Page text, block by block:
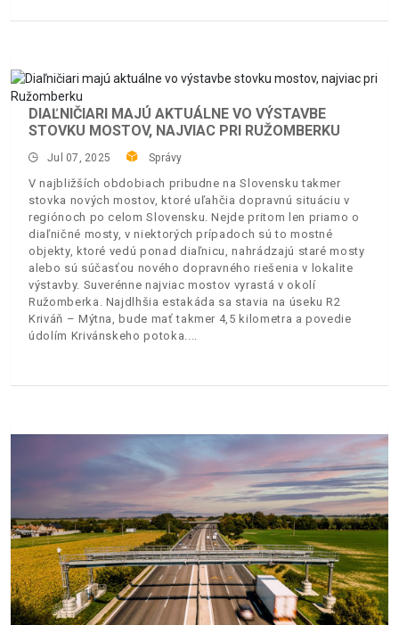
DIAĽNIČIARI MAJÚ AKTUÁLNE VO VÝSTAVBE
STOVKU MOSTOV, NAJVIAC PRI RUŽOMBERKU
Jul 07, 2025 Správy
V najbližších obdobiach pribudne na Slovensku takmer
stovka nových mostov, ktoré uľahčia dopravnú situáciu v
regiónoch po celom Slovensku. Nejde pritom len priamo o
diaľničné mosty, v niektorých prípadoch sú to mostné
objekty, ktoré vedú ponad diaľnicu, nahrádzajú staré mosty
alebo sú súčasťou nového dopravného riešenia v lokalite
výstavby. Suverénne najviac mostov vyrastá v okolí
Ružomberka. Najdlhšia estakáda sa stavia na úseku R2
Kriváň – Mýtna, bude mať takmer 4,5 kilometra a povedie
údolím Krivánskeho potoka.